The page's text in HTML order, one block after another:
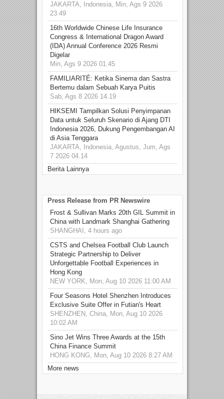
JAKARTA, Indonesia, Min, Ags 9 2026
23.49
16th Worldwide Chinese Life Insurance
Congress & International Dragon Award
(IDA) Annual Conference 2026 Resmi
Digelar
Min, Ags 9 2026 01.45
FAMILIARITÉ: Ketika Sinema dan Sastra
Bertemu dalam Sebuah Karya Puitis
Sab, Ags 8 2026 14.19
HIKSEMI Tampilkan Solusi Penyimpanan
Data untuk Seluruh Skenario di Ajang DTI
Indonesia 2026, Dukung Pengembangan AI
di Asia Tenggara
JAKARTA, Indonesia, Agustus, Jum, Ags
7 2026 04.14
Berita Lainnya
Press Release from PR Newswire
Frost & Sullivan Marks 20th GIL Summit in
China with Landmark Shanghai Gathering
SHANGHAI, 4 hours ago
CSTS and Chelsea Football Club Launch
Strategic Partnership to Deliver
Unforgettable Football Experiences in
Hong Kong
NEW YORK, Mon, Aug 10 2026 11:00 AM
Four Seasons Hotel Shenzhen Introduces
Exclusive Suite Offer in Futian's Heart
SHENZHEN, China, Mon, Aug 10 2026
10:02 AM
Sino Jet Wins Three Awards at the 15th
China Finance Summit
HONG KONG, Mon, Aug 10 2026 8:27 AM
More news